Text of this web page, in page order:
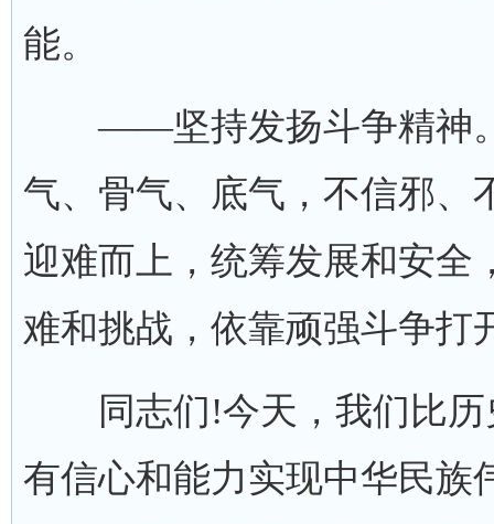
能。
——坚持发扬斗争精神。
气、骨气、底气，不信邪、
迎难而上，统筹发展和安全
难和挑战，依靠顽强斗争打
同志们!今天，我们比历
有信心和能力实现中华民族